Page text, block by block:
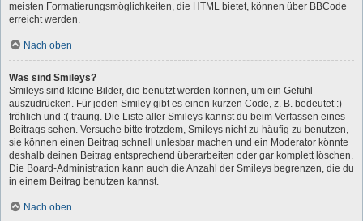
meisten Formatierungsmöglichkeiten, die HTML bietet, können über BBCode
erreicht werden.
Nach oben
Was sind Smileys?
Smileys sind kleine Bilder, die benutzt werden können, um ein Gefühl
auszudrücken. Für jeden Smiley gibt es einen kurzen Code, z. B. bedeutet :)
fröhlich und :( traurig. Die Liste aller Smileys kannst du beim Verfassen eines
Beitrags sehen. Versuche bitte trotzdem, Smileys nicht zu häufig zu benutzen,
sie können einen Beitrag schnell unlesbar machen und ein Moderator könnte
deshalb deinen Beitrag entsprechend überarbeiten oder gar komplett löschen.
Die Board-Administration kann auch die Anzahl der Smileys begrenzen, die du
in einem Beitrag benutzen kannst.
Nach oben